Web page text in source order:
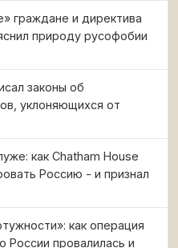
граждане и директива
природу русофобии
законы об
уклоняющихся от
как Chatham House
Россию - и признал
как операция
России провалилась и